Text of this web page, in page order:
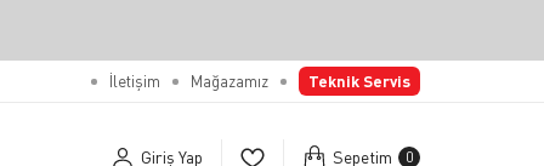
İletişim Mağazamız Teknik Servis
Giriş Yap Sepetim 0